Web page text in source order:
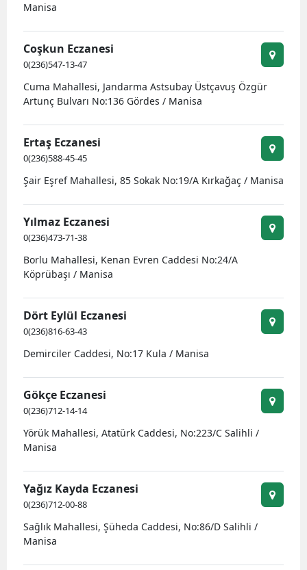
Manisa
Coşkun Eczanesi
0(236)547-13-47
Cuma Mahallesi, Jandarma Astsubay Üstçavuş Özgür
Artunç Bulvarı No:136 Gördes / Manisa
Ertaş Eczanesi
0(236)588-45-45
Şair Eşref Mahallesi, 85 Sokak No:19/A Kırkağaç / Manisa
Yılmaz Eczanesi
0(236)473-71-38
Borlu Mahallesi, Kenan Evren Caddesi No:24/A
Köprübaşı / Manisa
Dört Eylül Eczanesi
0(236)816-63-43
Demirciler Caddesi, No:17 Kula / Manisa
Gökçe Eczanesi
0(236)712-14-14
Yörük Mahallesi, Atatürk Caddesi, No:223/C Salihli /
Manisa
Yağız Kayda Eczanesi
0(236)712-00-88
Sağlık Mahallesi, Şüheda Caddesi, No:86/D Salihli /
Manisa